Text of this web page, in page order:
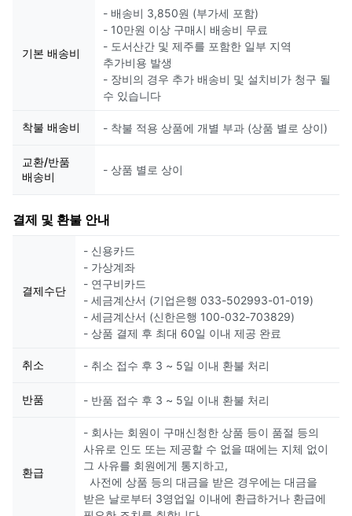
기본 배송비
- 배송비 3,850원 (부가세 포함)
- 10만원 이상 구매시 배송비 무료
- 도서산간 및 제주를 포함한 일부 지역
추가비용 발생
- 장비의 경우 추가 배송비 및 설치비가 청구 될
수 있습니다
착불 배송비 - 착불 적용 상품에 개별 부과 (상품 별로 상이)
교환/반품
배송비
- 상품 별로 상이
결제 및 환불 안내
결제수단
- 신용카드
- 가상계좌
- 연구비카드
- 세금계산서 (기업은행 033-502993-01-019)
- 세금계산서 (신한은행 100-032-703829)
- 상품 결제 후 최대 60일 이내 제공 완료
취소 - 취소 접수 후 3 ~ 5일 이내 환불 처리
반품 - 반품 접수 후 3 ~ 5일 이내 환불 처리
환급
- 회사는 회원이 구매신청한 상품 등이 품절 등의
사유로 인도 또는 제공할 수 없을 때에는 지체 없이
그 사유를 회원에게 통지하고,
사전에 상품 등의 대금을 받은 경우에는 대금을
받은 날로부터 3영업일 이내에 환급하거나 환급에